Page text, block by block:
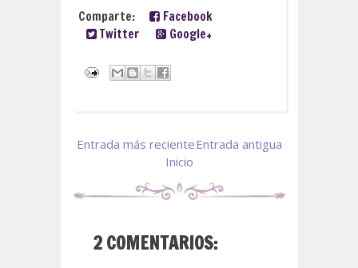
Comparte:
Facebook
Twitter
Google+
Entrada más recienteEntrada antigua
Inicio
2 COMENTARIOS: